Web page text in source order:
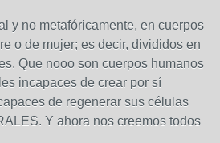
y no metafóricamente, en cuerpos
o de mujer; es decir, divididos en
Que nooo son cuerpos humanos
incapaces de crear por sí
de regenerar sus células
Y ahora nos creemos todos